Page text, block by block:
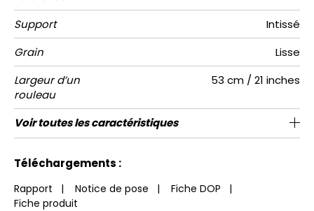
Support
Intissé
Grain
Lisse
Largeur d’un
rouleau
53 cm / 21 inches
Longueur Vendu au rouleau de 10.05m / 11 yards
Raccord Raccord sauté 1/2
Rapport
Vertical
64cm / 25 pouces
Poids g/m² 125
Entretien Lavable
Pose colle Encollage du mur
Dépose Arrachage à sec
Norme COV A+
ASTME84 Class A
Norme
euroclass
B s1 d0
Voir toutes les caractéristiques
Téléchargements :
Rapport | Notice de pose | Fiche DOP |
Fiche produit